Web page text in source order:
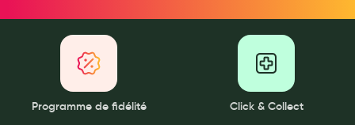
Programme de fidélité Click & Collect